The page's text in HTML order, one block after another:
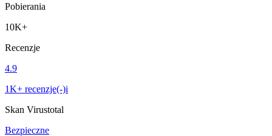
Pobierania
10K+
Recenzje
4.9
1K+ recenzje(-)i
Skan Virustotal
Bezpieczne